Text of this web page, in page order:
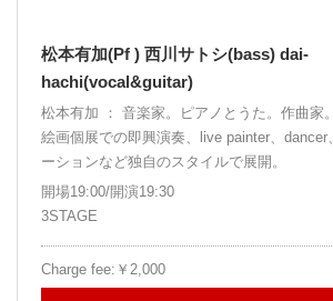
松本有加(Pf ) 西川サトシ(bass) dai-
hachi(vocal&guitar)
松本有加 ： 音楽家。ピアノとうた。作曲家
絵画個展での即興演奏、live painter、dancer
ーションなど独自のスタイルで展開。
開場19:00/開演19:30
3STAGE
Charge fee:￥2,000